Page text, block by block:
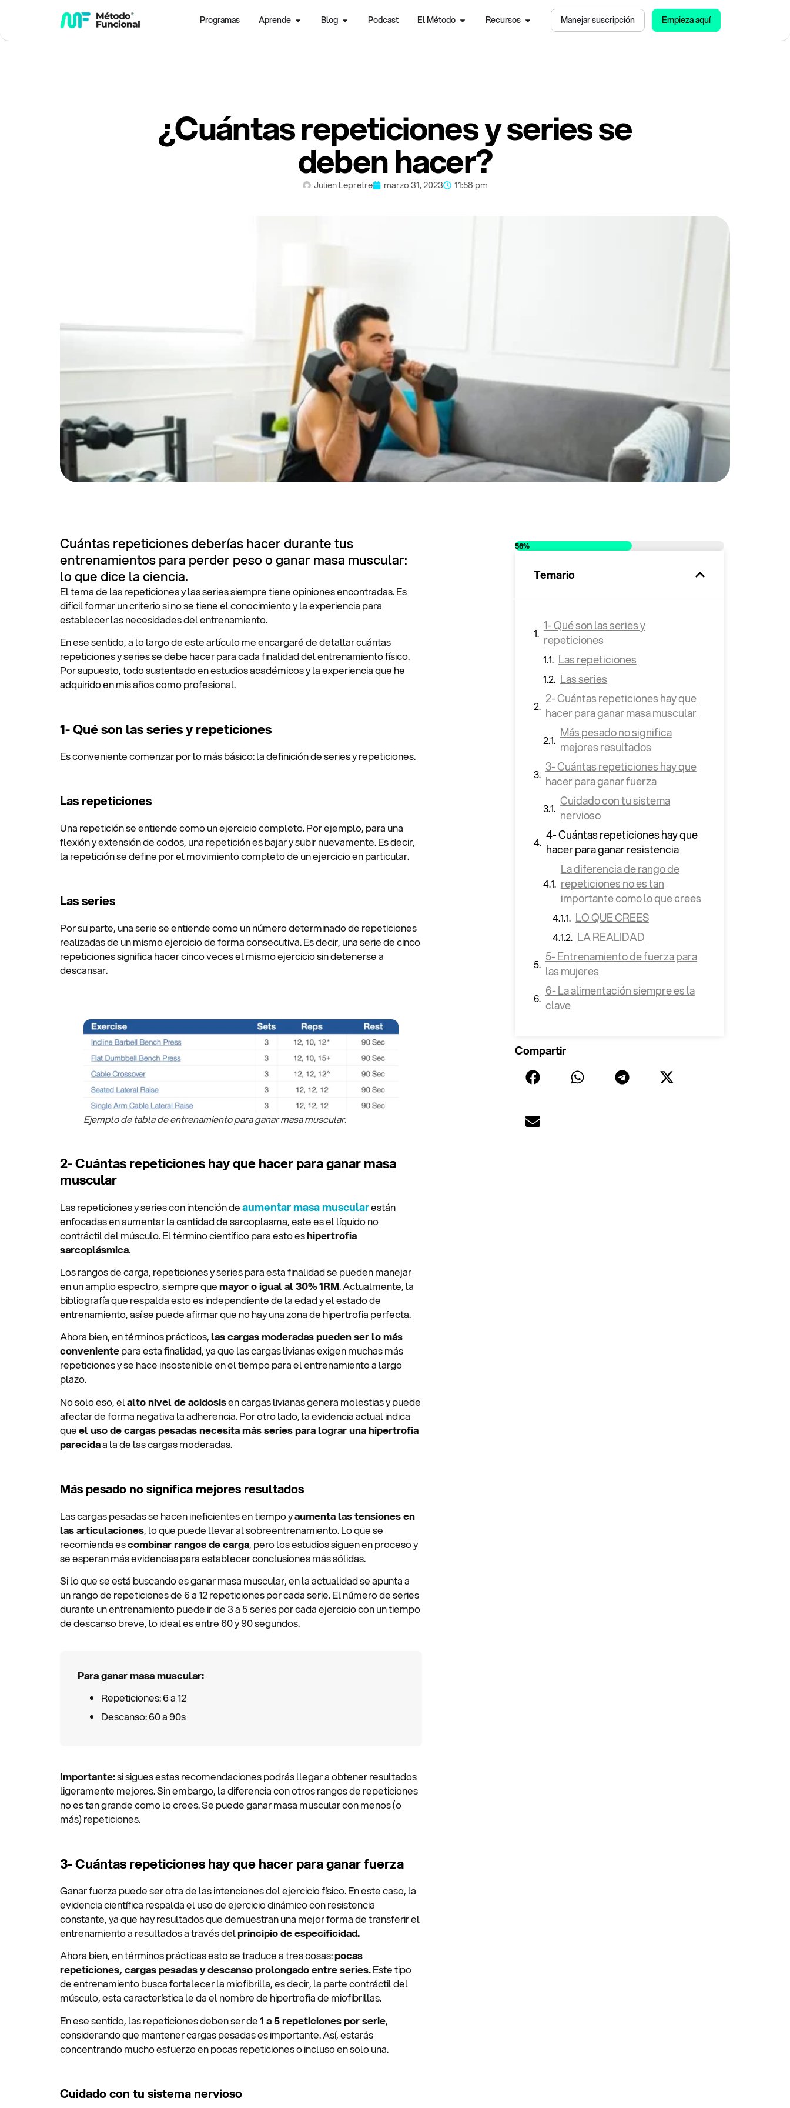
Programas Aprende Blog Podcast El Método Recursos Manejar suscripción Empieza aquí
¿Cuántas repeticiones y series se
deben hacer?
Julien Lepretre marzo 31, 2023 11:58 pm
Cuántas repeticiones deberías hacer durante tus
entrenamientos para perder peso o ganar masa muscular:
lo que dice la ciencia.
El tema de las repeticiones y las series siempre tiene opiniones encontradas. Es
difícil formar un criterio si no se tiene el conocimiento y la experiencia para
establecer las necesidades del entrenamiento.
En ese sentido, a lo largo de este artículo me encargaré de detallar cuántas
repeticiones y series se debe hacer para cada finalidad del entrenamiento físico.
Por supuesto, todo sustentado en estudios académicos y la experiencia que he
adquirido en mis años como profesional.
1- Qué son las series y repeticiones
Es conveniente comenzar por lo más básico: la definición de series y repeticiones.
Las repeticiones
Una repetición se entiende como un ejercicio completo. Por ejemplo, para una
flexión y extensión de codos, una repetición es bajar y subir nuevamente. Es decir,
la repetición se define por el movimiento completo de un ejercicio en particular.
Las series
Por su parte, una serie se entiende como un número determinado de repeticiones
realizadas de un mismo ejercicio de forma consecutiva. Es decir, una serie de cinco
repeticiones significa hacer cinco veces el mismo ejercicio sin detenerse a
descansar.
Ejemplo de tabla de entrenamiento para ganar masa muscular.
2- Cuántas repeticiones hay que hacer para ganar masa
muscular
Las repeticiones y series con intención deaumentar masa muscularestán
enfocadas en aumentar la cantidad de sarcoplasma, este es el líquido no
contráctil del músculo. El término científico para esto eshipertrofia
sarcoplásmica.
Los rangos de carga, repeticiones y series para esta finalidad se pueden manejar
en un amplio espectro, siempre quemayor o igual al 30% 1RM. Actualmente, la
bibliografía que respalda esto es independiente de la edad y el estado de
entrenamiento, así se puede afirmar que no hay una zona de hipertrofia perfecta.
Ahora bien, en términos prácticos,las cargas moderadas pueden ser lo más
convenientepara esta finalidad, ya que las cargas livianas exigen muchas más
repeticiones y se hace insostenible en el tiempo para el entrenamiento a largo
plazo.
No solo eso, elalto nivel de acidosisen cargas livianas genera molestias y puede
afectar de forma negativa la adherencia. Por otro lado, la evidencia actual indica
queel uso de cargas pesadas necesita más series para lograr una hipertrofia
parecidaa la de las cargas moderadas.
Más pesado no significa mejores resultados
Las cargas pesadas se hacen ineficientes en tiempo yaumenta las tensiones en
las articulaciones, lo que puede llevar al sobreentrenamiento. Lo que se
recomienda escombinar rangos de carga, pero los estudios siguen en proceso y
se esperan más evidencias para establecer conclusiones más sólidas.
Si lo que se está buscando es ganar masa muscular, en la actualidad se apunta a
un rango de repeticiones de 6 a 12 repeticiones por cada serie. El número de series
durante un entrenamiento puede ir de 3 a 5 series por cada ejercicio con un tiempo
de descanso breve, lo ideal es entre 60 y 90 segundos.
Para ganar masa muscular:
Repeticiones: 6 a 12
Descanso: 60 a 90s
Importante:si sigues estas recomendaciones podrás llegar a obtener resultados
ligeramente mejores. Sin embargo, la diferencia con otros rangos de repeticiones
no es tan grande como lo crees. Se puede ganar masa muscular con menos (o
más) repeticiones.
3- Cuántas repeticiones hay que hacer para ganar fuerza
Ganar fuerza puede ser otra de las intenciones del ejercicio físico. En este caso, la
evidencia científica respalda el uso de ejercicio dinámico con resistencia
constante, ya que hay resultados que demuestran una mejor forma de transferir el
entrenamiento a resultados a través delprincipio de especificidad.
Ahora bien, en términos prácticas esto se traduce a tres cosas:pocas
repeticiones, cargas pesadas y descanso prolongado entre series.Este tipo
de entrenamiento busca fortalecer la miofibrilla, es decir, la parte contráctil del
músculo, esta característica le da el nombre de hipertrofia de miofibrillas.
En ese sentido, las repeticiones deben ser de1 a 5 repeticiones por serie,
considerando que mantener cargas pesadas es importante. Así, estarás
concentrando mucho esfuerzo en pocas repeticiones o incluso en solo una.
Cuidado con tu sistema nervioso
56%
Temario
1- Qué son las series y
repeticiones
Las repeticiones
Las series
2- Cuántas repeticiones hay que
hacer para ganar masa muscular
Más pesado no significa
mejores resultados
3- Cuántas repeticiones hay que
hacer para ganar fuerza
Cuidado con tu sistema
nervioso
4- Cuántas repeticiones hay que
hacer para ganar resistencia
La diferencia de rango de
repeticiones no es tan
importante como lo que crees
LO QUE CREES
LA REALIDAD
5- Entrenamiento de fuerza para
las mujeres
6- La alimentación siempre es la
clave
Compartir